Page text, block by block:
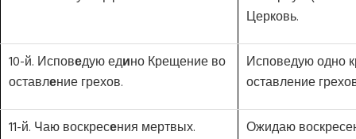
Церковь.
10-й. Исповедую едино Крещение во
оставление грехов.
Исповедую одно
оставление
11-й. Чаю воскресения мертвых. Ожидаю